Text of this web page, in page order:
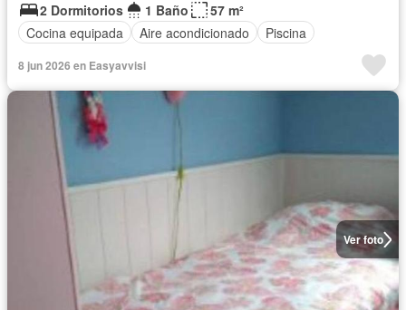
2 Dormitorios
1 Baño
57 m²
Cocina equipada
Aire acondicionado Piscina
8 jun 2026 en Easyavvisi
Ver foto